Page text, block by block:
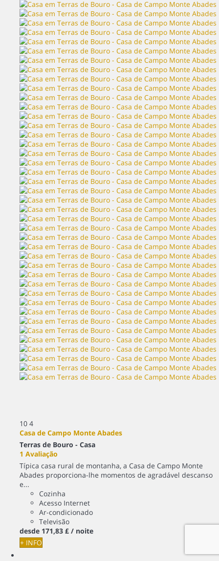
10 4
Casa de Campo Monte Abades
Terras de Bouro - Casa
1 Avaliação
Típica casa rural de montanha, a Casa de Campo Monte
Abades proporciona-lhe momentos de agradável descanso
e...
Cozinha
Acesso Internet
Ar-condicionado
Televisão
desde 171,83 £ / noite
+ INFO